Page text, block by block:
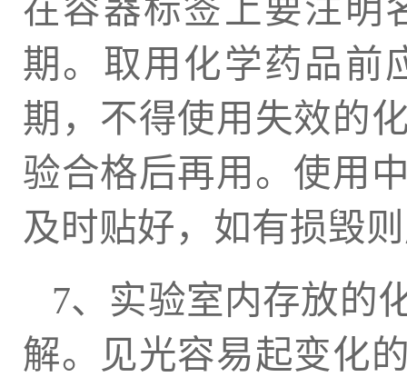
在容器标签上要注明
期。取用化学药品前
期，不得使用失效的
验合格后再用。使用
及时贴好，如有损毁
7、实验室内存放的
解。见光容易起变化